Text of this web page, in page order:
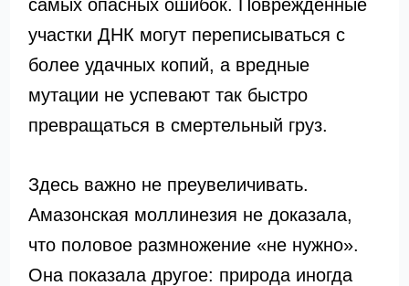
самых опасных ошибок. Поврежденные
участки ДНК могут переписываться с
более удачных копий, а вредные
мутации не успевают так быстро
превращаться в смертельный груз.
Здесь важно не преувеличивать.
Амазонская моллинезия не доказала,
что половое размножение «не нужно».
Она показала другое: природа иногда